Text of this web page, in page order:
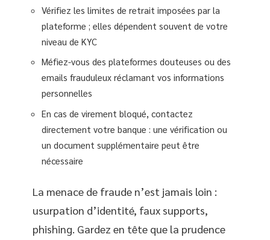
Vérifiez les limites de retrait imposées par la
plateforme ; elles dépendent souvent de votre
niveau de KYC
Méfiez-vous des plateformes douteuses ou des
emails frauduleux réclamant vos informations
personnelles
En cas de virement bloqué, contactez
directement votre banque : une vérification ou
un document supplémentaire peut être
nécessaire
La menace de fraude n’est jamais loin :
usurpation d’identité, faux supports,
phishing. Gardez en tête que la prudence